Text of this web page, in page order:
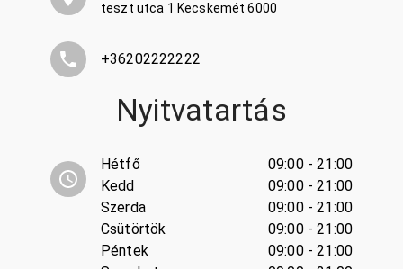
teszt utca 1 Kecskemét 6000
+36202222222
Nyitvatartás
Hétfő
Kedd
Szerda
Csütörtök
Péntek
09:00 - 21:00
09:00 - 21:00
09:00 - 21:00
09:00 - 21:00
09:00 - 21:00